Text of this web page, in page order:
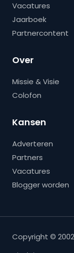
Vacatures
Jaarboek
Partnercontent
Over
Missie & Visie
Colofon
Kansen
Adverteren
Partners
Vacatures
Blogger worden
Copyright ©